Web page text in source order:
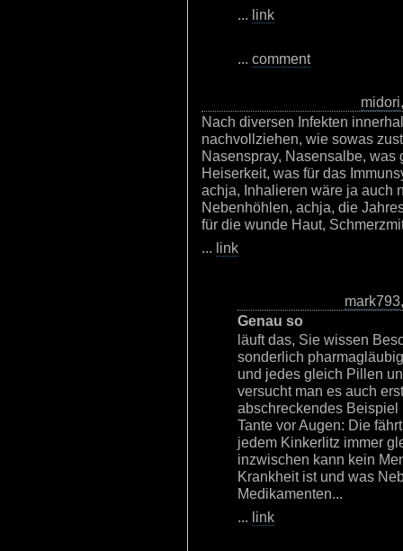
... link
... comment
midori
Nach diversen Infekten
nachvollziehen, wie sowas
Nasenspray, Nasensalbe,
Heiserkeit, was für das
achja, Inhalieren wäre ja auch
Nebenhöhlen, achja, die
für die wunde Haut,
... link
mark793
Genau so
läuft das, Sie wissen
sonderlich
und jedes gleich Pillen
versucht man es auch
abschreckendes
Tante vor Augen: Die
jedem Kinkerlitz immer
inzwischen kann kein
Krankheit ist und was
Medikamenten...
... link